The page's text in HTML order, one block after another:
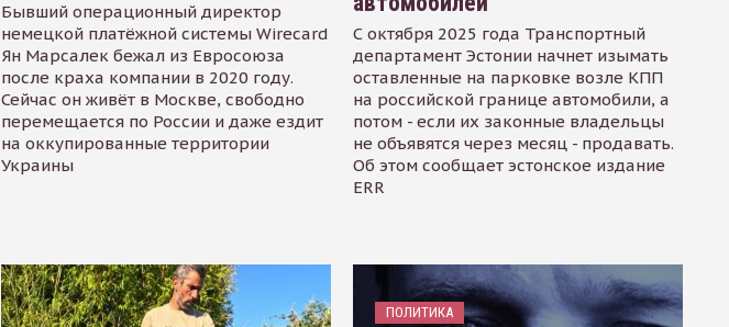
Бывший операционный директор
немецкой платёжной системы Wirecard
Ян Марсалек бежал из Евросоюза
после краха компании в 2020 году.
Сейчас он живёт в Москве, свободно
перемещается по России и даже ездит
на оккупированные территории
Украины
С октября 2025 года Транспортный
департамент Эстонии начнет изымать
оставленные на парковке возле КПП
на российской границе автомобили, а
потом - если их законные владельцы
не объявятся через месяц - продавать.
Об этом сообщает эстонское издание
ERR
ПОЛИТИКА